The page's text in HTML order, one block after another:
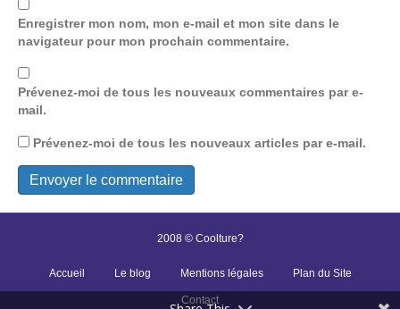
Enregistrer mon nom, mon e-mail et mon site dans le
navigateur pour mon prochain commentaire.
Prévenez-moi de tous les nouveaux commentaires par e-
mail.
Prévenez-moi de tous les nouveaux articles par e-mail.
2008 © Coolture?
Accueil Le blog Mentions légales Plan du Site
Contact